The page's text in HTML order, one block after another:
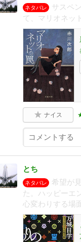
ネタバレ
サスペ
て、マリオネッ
ナイス
とち
ネタバレ
希望が
た。ハッピーエ
心変わりする場